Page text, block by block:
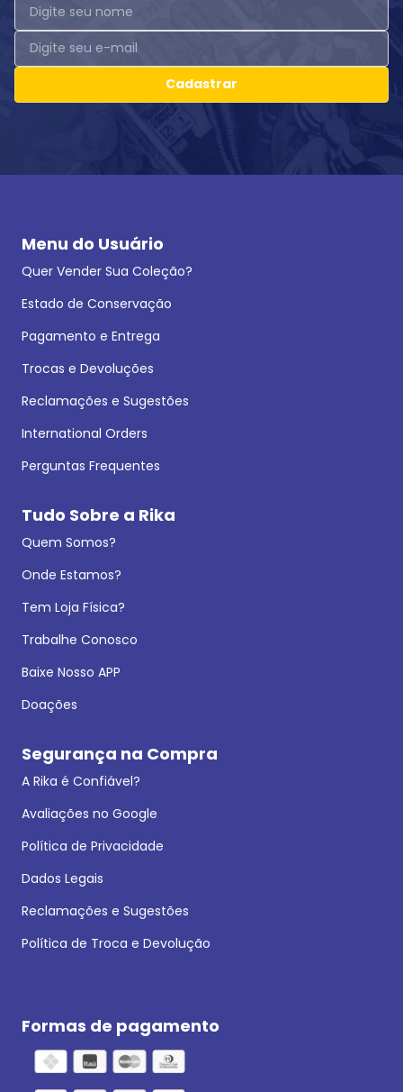
Cadastrar
Menu do Usuário
Quer Vender Sua Coleção?
Estado de Conservação
Pagamento e Entrega
Trocas e Devoluções
Reclamações e Sugestões
International Orders
Perguntas Frequentes
Tudo Sobre a Rika
Quem Somos?
Onde Estamos?
Tem Loja Física?
Trabalhe Conosco
Baixe Nosso APP
Doações
Segurança na Compra
A Rika é Confiável?
Avaliações no Google
Política de Privacidade
Dados Legais
Reclamações e Sugestões
Política de Troca e Devolução
Formas de pagamento